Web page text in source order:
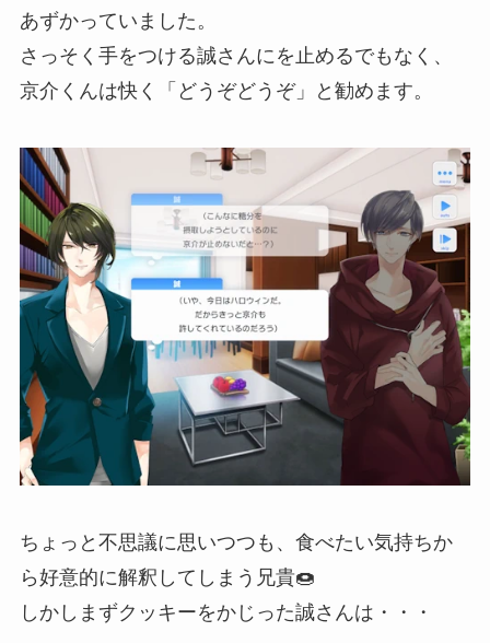
あずかっていました。
さっそく手をつける誠さんにを止めるでもなく、
京介くんは快く「どうぞどうぞ」と勧めます。
ちょっと不思議に思いつつも、食べたい気持ちか
ら好意的に解釈してしまう兄貴🍩
しかしまずクッキーをかじった誠さんは・・・